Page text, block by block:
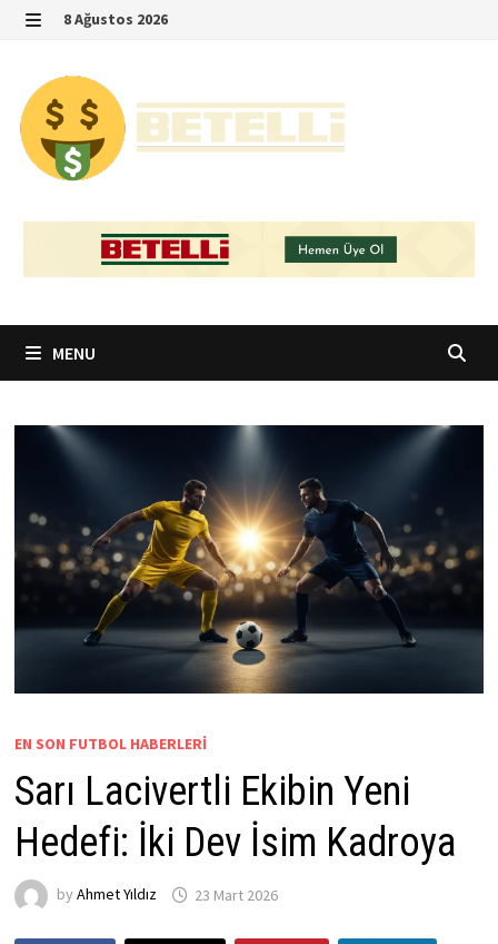
Skip
content
8 Ağustos 2026
MENU
EN SON FUTBOL HABERLERI
Sarı Lacivertli Ekibin Yeni
Hedefi: İki Dev İsim Kadroya
by Ahmet Yıldız 23 Mart 2026